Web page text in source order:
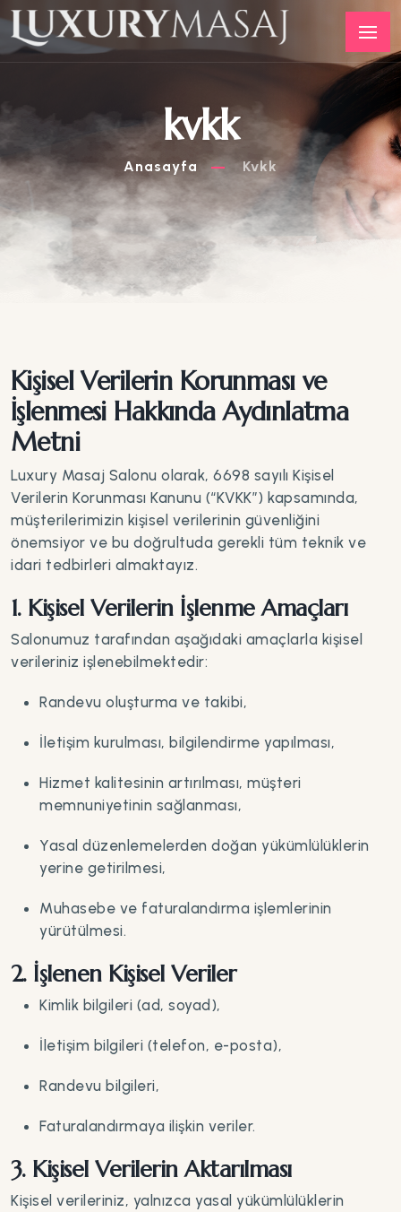
kvkk
Anasayfa Kvkk
Kişisel Verilerin Korunması ve
İşlenmesi Hakkında Aydınlatma
Metni
Luxury Masaj Salonu olarak, 6698 sayılı Kişisel
Verilerin Korunması Kanunu (“KVKK”) kapsamında,
müşterilerimizin kişisel verilerinin güvenliğini
önemsiyor ve bu doğrultuda gerekli tüm teknik ve
idari tedbirleri almaktayız.
1. Kişisel Verilerin İşlenme Amaçları
Salonumuz tarafından aşağıdaki amaçlarla kişisel
verileriniz işlenebilmektedir:
Randevu oluşturma ve takibi,
İletişim kurulması, bilgilendirme yapılması,
Hizmet kalitesinin artırılması, müşteri
memnuniyetinin sağlanması,
Yasal düzenlemelerden doğan yükümlülüklerin
yerine getirilmesi,
Muhasebe ve faturalandırma işlemlerinin
yürütülmesi.
2. İşlenen Kişisel Veriler
Kimlik bilgileri (ad, soyad),
İletişim bilgileri (telefon, e-posta),
Randevu bilgileri,
Faturalandırmaya ilişkin veriler.
3. Kişisel Verilerin Aktarılması
Kişisel verileriniz, yalnızca yasal yükümlülüklerin